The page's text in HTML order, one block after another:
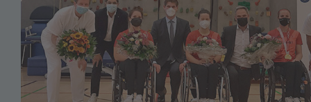
Über uns
Karriere